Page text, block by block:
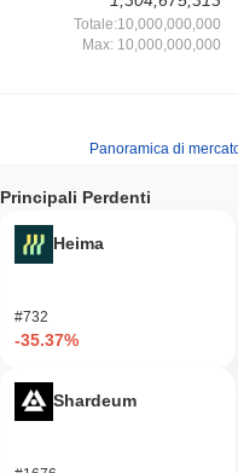
Totale:10,000,000,000
Max: 10,000,000,000
Panoramica di
Principali Perdenti
Heima
#732
-35.37%
Shardeum